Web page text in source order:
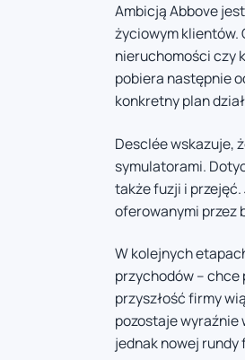
Ambicją Abbove
życiowym klientów.
nieruchomości czy
pobiera następnie
konkretny plan
Desclée wskazuje,
symulatorami.
także fuzji i
oferowanymi przez
W kolejnych
przychodów – chce
przyszłość firmy
pozostaje wyraźnie
jednak nowej